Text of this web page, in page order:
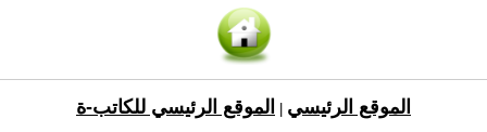
الموقع الرئيسي الموقع الرئيسي للكاتب-ة